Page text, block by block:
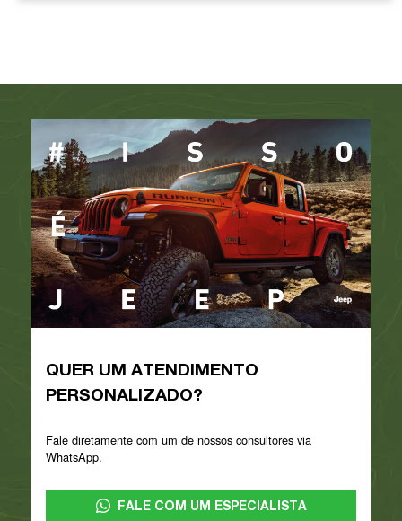
QUER UM ATENDIMENTO
PERSONALIZADO?
Fale diretamente com um de nossos consultores via
WhatsApp.
FALE COM UM ESPECIALISTA